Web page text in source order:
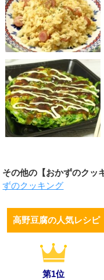
その他の【おかずのクッ
ずのクッキング
高野豆腐の人気レシピ
第1位